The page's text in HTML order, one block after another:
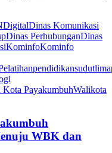
DigitalDinas Komunikasi
Dinas PerhubunganDinas
KominfoKominfo
pendidikan
Kota PayakumbuhWalikota
WBK dan